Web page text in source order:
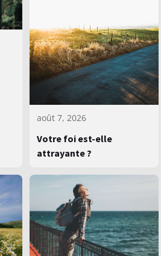
août 7, 2026
Votre foi est-elle
attrayante ?